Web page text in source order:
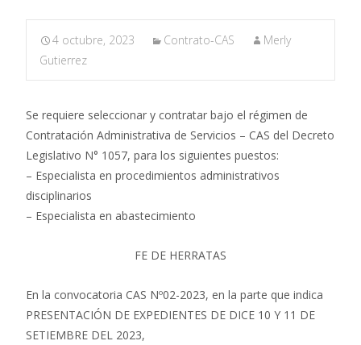
4 octubre, 2023 Contrato-CAS
Merly
Gutierrez
Se requiere seleccionar y contratar bajo el régimen de
Contratación Administrativa de Servicios – CAS del Decreto
Legislativo N° 1057, para los siguientes puestos:
– Especialista en procedimientos administrativos
disciplinarios
– Especialista en abastecimiento
FE DE HERRATAS
En la convocatoria CAS Nº02-2023, en la parte que indica
PRESENTACIÓN DE EXPEDIENTES DE DICE 10 Y 11 DE
SETIEMBRE DEL 2023,